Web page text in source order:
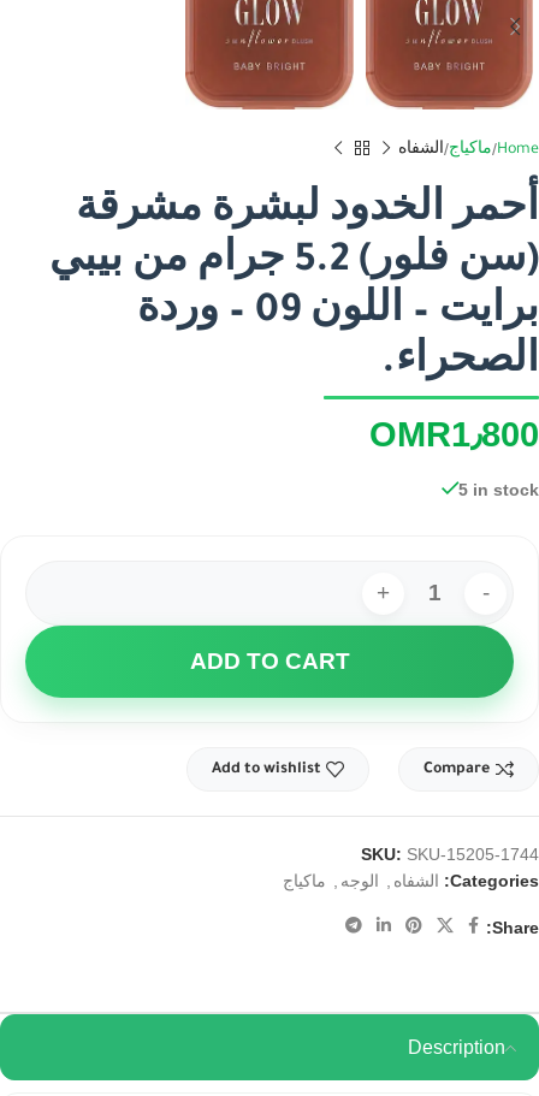
Home ماكياج الشفاه
أحمر الخدود لبشرة مشرقة
(سن فلور) 5.2 جرام من بيبي
برايت – اللون 09 – وردة
الصحراء.
OMR 1٫800
5 in stock
ADD TO CART
Compare
Add to wishlist
SKU: SKU-15205-1744
Categories:
الشفاه , الوجه , ماكياج
Share:
Description